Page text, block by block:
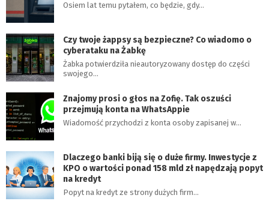
Osiem lat temu pytałem, co będzie, gdy…
Czy twoje żappsy są bezpieczne? Co wiadomo o
cyberataku na Żabkę
Żabka potwierdziła nieautoryzowany dostęp do części
swojego…
Znajomy prosi o głos na Zofię. Tak oszuści
przejmują konta na WhatsAppie
Wiadomość przychodzi z konta osoby zapisanej w…
Dlaczego banki biją się o duże firmy. Inwestycje z
KPO o wartości ponad 158 mld zł napędzają popyt
na kredyt
Popyt na kredyt ze strony dużych firm…